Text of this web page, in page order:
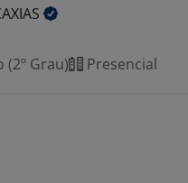
(2º Grau) Presencial